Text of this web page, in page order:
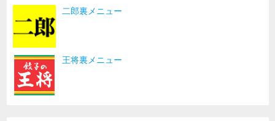
二郎裏メニュー
王将裏メニュー